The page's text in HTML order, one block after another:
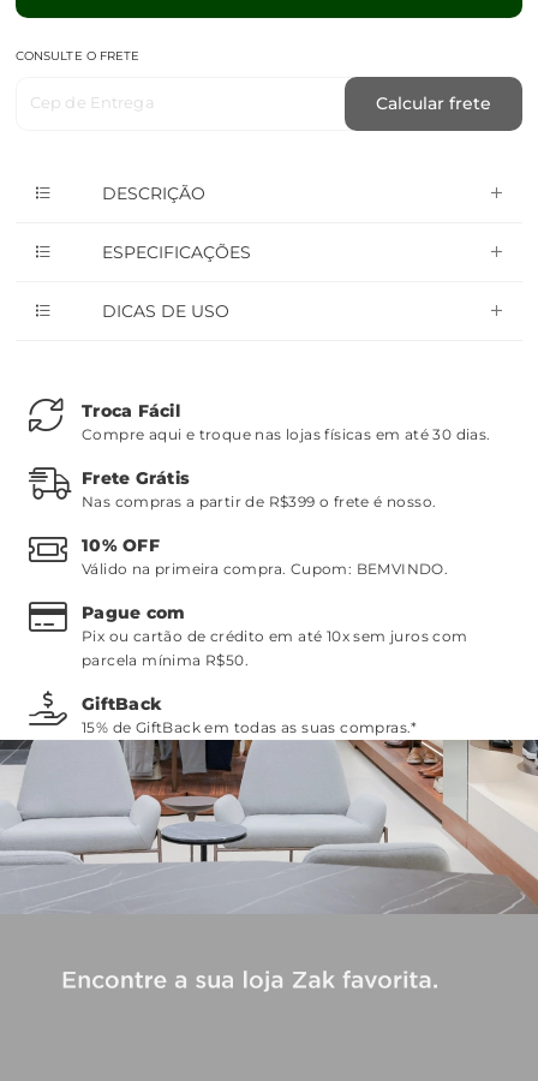
CONSULTE O FRETE
Cep de Entrega Calcular frete
DESCRIÇÃO
ESPECIFICAÇÕES
DICAS DE USO
Troca Fácil
Compre aqui e troque nas lojas físicas em até 30 dias.
Frete Grátis
Nas compras a partir de R$399 o frete é nosso.
10% OFF
Válido na primeira compra. Cupom: BEMVINDO.
Pague com
Pix ou cartão de crédito em até 10x sem juros com
parcela mínima R$50.
GiftBack
15% de GiftBack em todas as suas compras.*